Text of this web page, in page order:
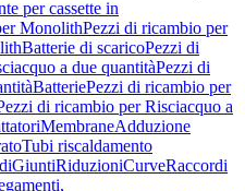
per cassette in
MonolithPezzi di ricambio per
Batterie di scaricoPezzi di
a due quantitàPezzi di
BatteriePezzi di ricambio per
di ricambio per Risciacquo a
MembraneAdduzione
Tubi riscaldamento
GiuntiRiduzioniCurveRaccordi